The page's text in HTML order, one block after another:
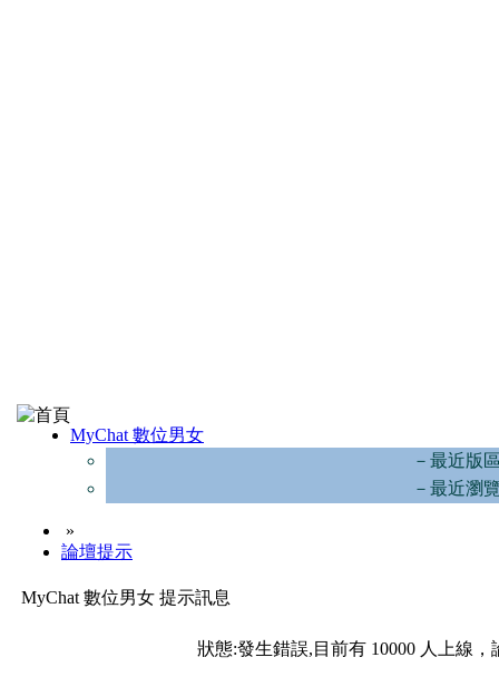
MyChat 數位男女
－最近版
－最近瀏
»
論壇提示
MyChat 數位男女 提示訊息
狀態:發生錯誤,目前有 10000 人上線